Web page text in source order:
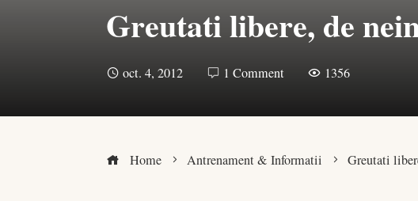
Greutati libere, de
oct. 4, 2012 1 Comment 1356
Home Antrenament & Informatii Greutati